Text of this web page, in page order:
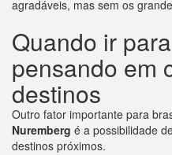
agradáveis, mas sem os
Quando ir
pensando em
destinos
Outro fator importante para
Nuremberg é a possibilidade
destinos próximos.